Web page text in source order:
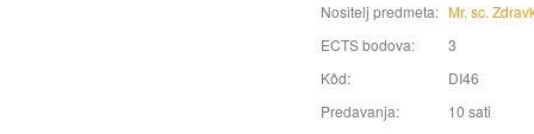
Nositelj predmeta: Mr. sc.
ECTS bodova:
3
Kôd:
DI46
Predavanja:
10 sati